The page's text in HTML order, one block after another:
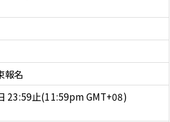
報名
23:59止(11:59pm GMT+08)